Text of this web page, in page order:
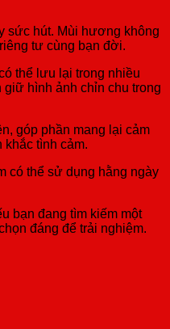
sức hút. Mùi hương không
tư cùng bạn đời.
thể lưu lại trong nhiều
hình ảnh chỉn chu trong
góp phần mang lại cảm
tình cảm.
có thể sử dụng hằng ngày
bạn đang tìm kiếm một
đáng để trải nghiệm.